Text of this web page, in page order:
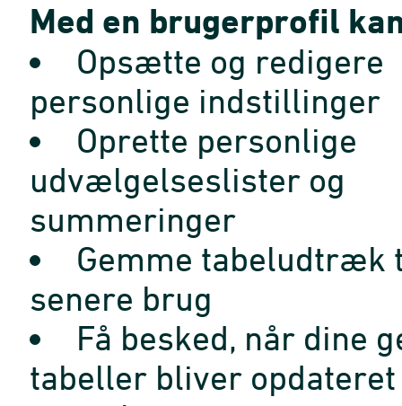
Med en brugerprofil
Opsætte og redigere
personlige indstillinger
Oprette personlige
udvælgelseslister og
summeringer
Gemme tabeludtræk
senere brug
Få besked, når dine
tabeller bliver opdateret